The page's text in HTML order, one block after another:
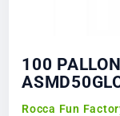
100
Rocca Fun